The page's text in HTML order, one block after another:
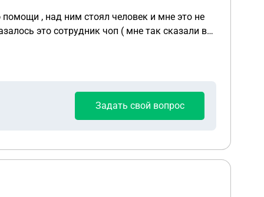
это сотрудник чоп ( мне так сказали в
+ он был 1 ) потерпевшего
Задать свой вопрос